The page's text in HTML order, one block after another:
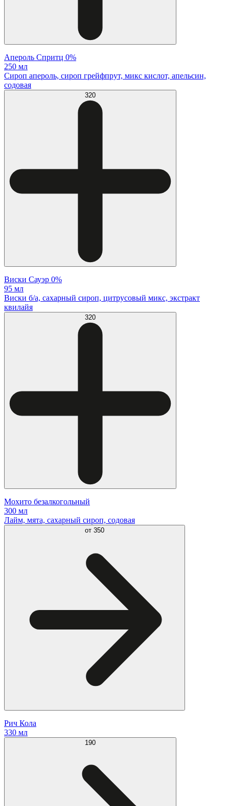
Апероль Спритц 0%
250 мл
Сироп апероль, сироп грейфпрут, микс кислот, апельсин,
содовая
320
Виски Сауэр 0%
95 мл
Виски б/а, сахарный сироп, цитрусовый микс, экстракт
квилайя
320
Мохито безалкогольный
300 мл
Лайм, мята, сахарный сироп, содовая
от 350
Рич Кола
330 мл
190